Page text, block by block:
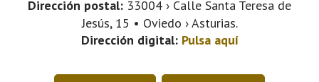
Dirección postal: 33004 › Calle Santa Teresa de
Jesús, 15 • Oviedo › Asturias.
Dirección digital: Pulsa aquí